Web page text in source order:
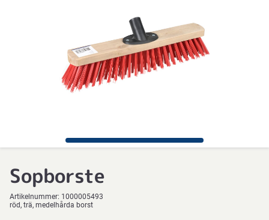
Sopborste
Artikelnummer: 1000005493
röd, trä, medelhårda borst